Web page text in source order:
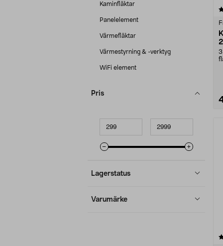
Kaminfläktar
Panelelement
Värmefläktar
Värmestyrning & -verktyg
WiFi element
Pris
Lagerstatus
Varumärke